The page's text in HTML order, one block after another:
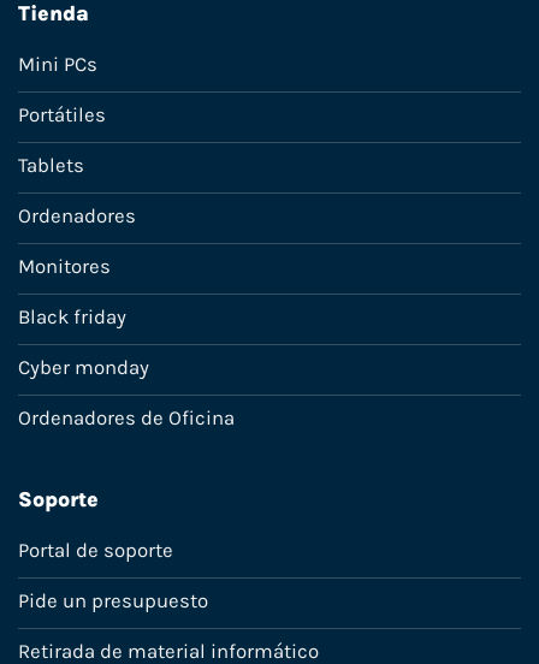
Tienda
Mini PCs
Portátiles
Tablets
Ordenadores
Monitores
Black friday
Cyber monday
Ordenadores de Oficina
Soporte
Portal de soporte
Pide un presupuesto
Retirada de material informático